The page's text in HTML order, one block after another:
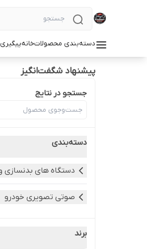
دسته‌بندی محصولاتخانه
پیشنهاد شگفت‌انگیز
جستجو در نتایج
دسته‌بندی
دستگاه های بدنسازی
صوتی تصویری خودرو
برند